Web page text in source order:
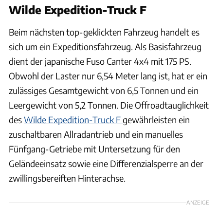
Wilde Expedition-Truck F
Beim nächsten top-geklickten Fahrzeug handelt es
sich um ein Expeditionsfahrzeug. Als Basisfahrzeug
dient der japanische Fuso Canter 4x4 mit 175 PS.
Obwohl der Laster nur 6,54 Meter lang ist, hat er ein
zulässiges Gesamtgewicht von 6,5 Tonnen und ein
Leergewicht von 5,2 Tonnen. Die Offroadtauglichkeit
desWilde Expedition-Truck Fgewährleisten ein
zuschaltbaren Allradantrieb und ein manuelles
Fünfgang-Getriebe mit Untersetzung für den
Geländeeinsatz sowie eine Differenzialsperre an der
zwillingsbereiften Hinterachse.
ANZEIGE